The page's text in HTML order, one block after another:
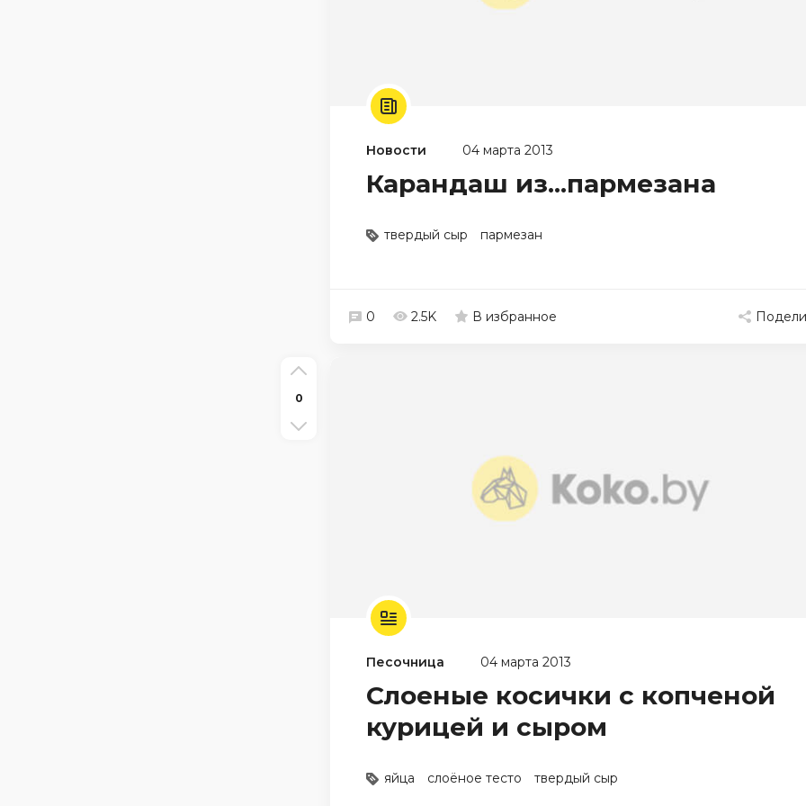
Новости 04 марта 2013
Карандаш из...пармезана
твердый сыр пармезан
0 2.5K В избранное
0
Песочница 04 марта 2013
Слоеные косички с копченой
курицей и сыром
яйца слоёное тесто твердый сыр